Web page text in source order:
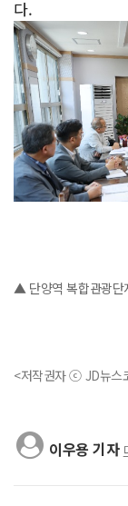
다.
▲ 단양역 복합관광단
<저작권자 ⓒ JD뉴스
이우용 기자